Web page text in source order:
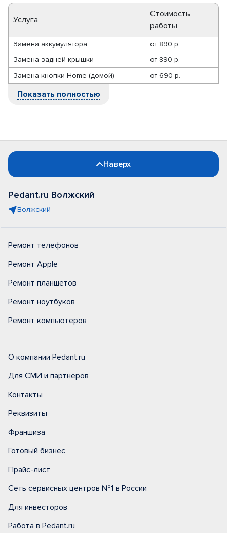
Услуга
Стоимость
работы
Замена аккумулятора от 890 р.
Замена задней крышки
от 890 р.
Замена кнопки Home (домой)
от 690 р.
Показать полностью
Наверх
Pedant.ru Волжский
Волжский
Ремонт телефонов
Ремонт Apple
Ремонт планшетов
Ремонт ноутбуков
Ремонт компьютеров
О компании Pedant.ru
Для СМИ и партнеров
Контакты
Реквизиты
Франшиза
Готовый бизнес
Прайс-лист
Сеть сервисных центров №1 в России
Для инвесторов
Работа в Pedant.ru